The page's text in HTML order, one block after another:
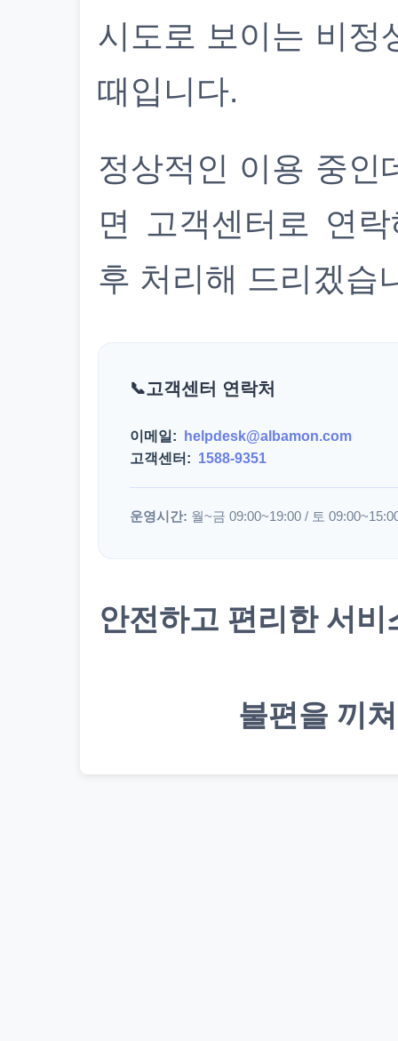
시도로 보이는 비정
때입니다.
정상적인 이용 중인
면 고객센터로 연
후 처리해 드리겠습
고객센터 연락처
이메일:
helpdesk@albamon.com
고객센터: 1588-9351
운영시간: 월~금 09:00~19:00 / 토
안전하고 편리한 서
불편을 끼